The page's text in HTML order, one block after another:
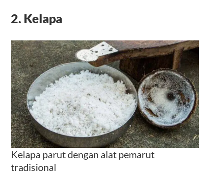
2. Kelapa
Kelapa parut dengan alat pemarut
tradisional